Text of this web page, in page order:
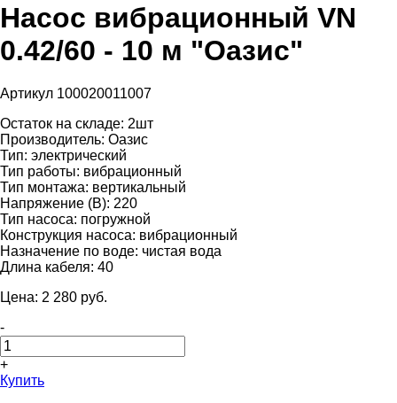
Насос вибрационный VN
0.42/60 - 10 м "Оазис"
Артикул 100020011007
Остаток на складе: 2шт
Производитель: Оазис
Тип: электрический
Тип работы: вибрационный
Тип монтажа: вертикальный
Напряжение (В): 220
Тип насоса: погружной
Конструкция насоса: вибрационный
Назначение по воде: чистая вода
Длина кабеля: 40
Цена: 2 280 pуб.
-
+
Купить